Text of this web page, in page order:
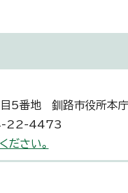
5番地 釧路市役所本
22-4473
ださい。